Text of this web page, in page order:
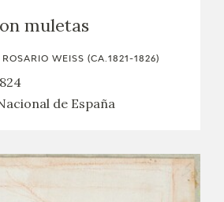
muletas
WEISS (CA.1821-1826)
de España